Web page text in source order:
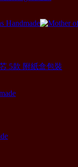
5款 附紙盒包裝